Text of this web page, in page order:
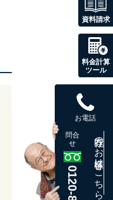
資料請求
料金計算
ツール
お電話
問合
せ
既存のお客様はこちら